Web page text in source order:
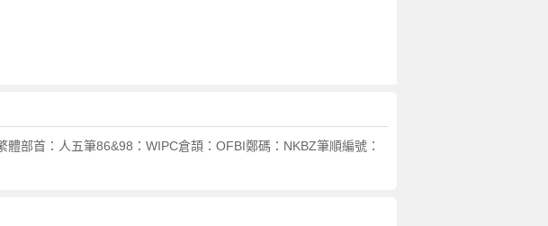
部首：人五筆86&98：WIPC倉頡：OFBI鄭碼：NKBZ筆順編號：